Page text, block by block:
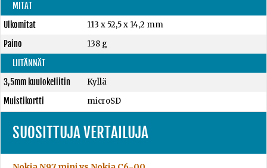
MITAT
Ulkomitat
113 x 52,5 x 14,2 mm
Paino
138 g
LIITÄNNÄT
3,5mm kuulokeliitin
Kyllä
Muistikortti
microSD
SUOSITTUJA VERTAILUJA